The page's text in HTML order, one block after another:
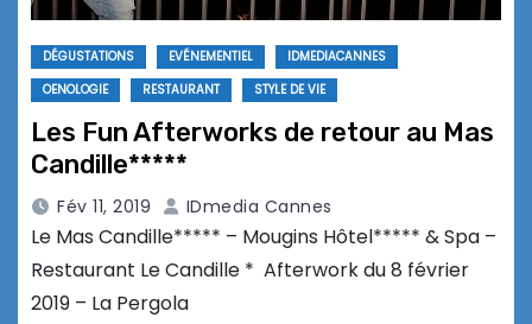
DÉGUSTATIONS EVÉNEMENTIEL
IDMEDIACANNES
OENOLOGIE
RESTAURANT STYLE DE VIE
Les Fun Afterworks de retour au Mas
Candille*****
Fév 11, 2019 IDmedia Cannes
Le Mas Candille***** – Mougins Hôtel***** & Spa –
Restaurant Le Candille * Afterwork du 8 février
2019 – La Pergola